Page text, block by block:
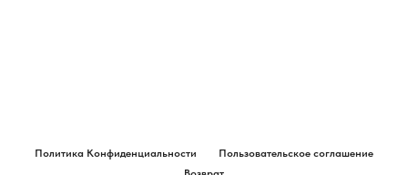
Политика Конфиденциальности
Пользовательское соглашение